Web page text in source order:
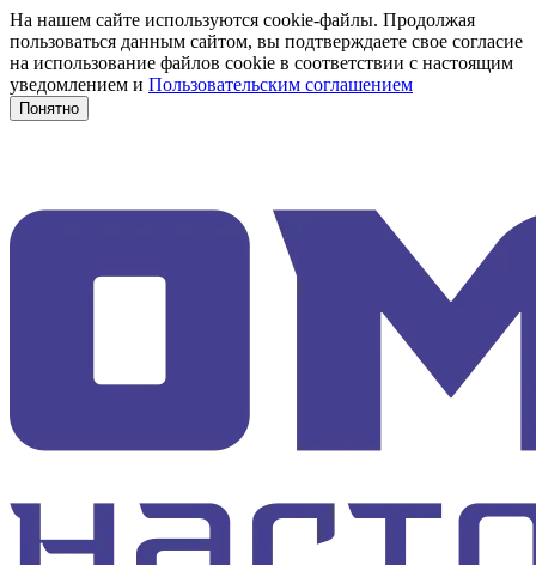
На нашем сайте используются cookie-файлы. Продолжая
пользоваться данным сайтом, вы подтверждаете свое согласие
на использование файлов cookie в соответствии с настоящим
уведомлением и Пользовательским соглашением
Понятно